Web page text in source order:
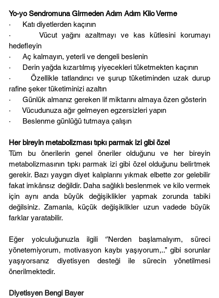
Yo-yo Sendromuna Girmeden Adım Adım Kilo Verme
·      Katı diyetlerden kaçının
·      Vücut yağını azaltmayı ve kas kütlesini korumayı
hedefleyin
·      Aç kalmayın, yeterli ve dengeli beslenin
·      Derin yağda kızartılmış yiyecekleri tüketmekten kaçının
·      Özellikle tatlandırıcı ve şurup tüketiminden uzak durup
rafine şeker tüketiminizi azaltın
·      Günlük almanız gereken lif miktarını almaya özen gösterin
·      Vücudunuza ağır gelmeyen egzersizleri yapın
·      Beslenme günlüğü tutmaya çalışın
Her bireyin metabolizması tıpkı parmak izi gibi özel
Tüm bu önerilerin genel öneriler olduğunu ve her bireyin
metabolizmasının tıpkı parmak izi gibi özel olduğunu belirtmek
gerekir. Bazı yaygın diyet kalıplarını yıkmak elbette zor gelebilir
fakat imkânsız değildir. Daha sağlıklı beslenmek ve kilo vermek
için aynı anda büyük değişiklikler yapmak zorunda tabiki
değilsiniz. Zamanla, küçük değişiklikler uzun vadede büyük
farklar yaratabilir.
Eğer yolculuğunuzla ilgili ‘’Nerden başlamalıyım, süreci
yönetemiyorum, motivasyon kaybı yaşıyorum,..’’ gibi sorunlar
yaşıyorsanız diyetisyen desteği ile sürecin yönetilmesi
önerilmektedir.
Diyetisyen Bengi Bayer